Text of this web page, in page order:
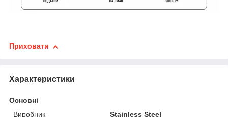
Приховати
Характеристики
Основні
Виробник
Stainless Steel